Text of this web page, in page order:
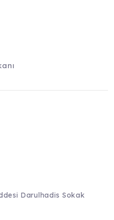
Darulhadis Sokak